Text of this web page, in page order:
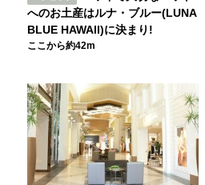
へのお土産はルナ・ブルー(LUNA
BLUE HAWAII)に決まり!
ここから約42m